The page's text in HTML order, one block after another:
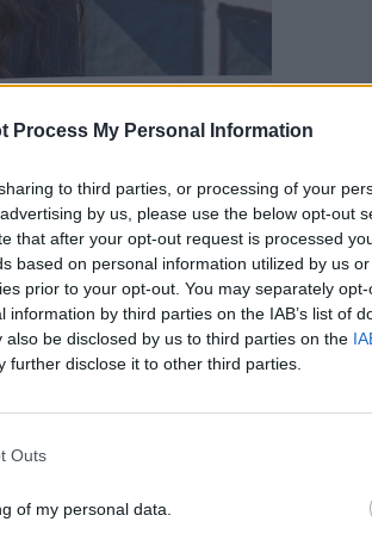
Process My Personal Information
to third parties, or processing of your
by us, please use the below opt-out
that after your opt-out request is processed
based on personal information utilized by us
prior to your opt-out. You may separately
by third parties on the IAB’s list of
be disclosed by us to third parties on the
further disclose it to other third parties.
Outs
of my personal data.
imponer ciertas normas.No quería que
sobre todo cuando su hija Victoria era
cuenta medidas básicas de higiene.
semanas. Celia había quedado de
. En ese momento, según relató, la
noche le escribió para decirle que tenía
veces que sentí que había
unpunto de inflexión
: entendió que